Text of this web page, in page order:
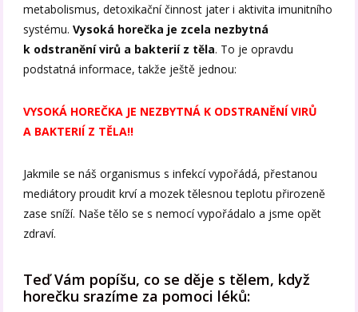
metabolismus, detoxikační činnost jater i aktivita imunitního
systému.Vysoká horečka je zcela nezbytná
k odstranění virů a bakterií z těla. To je opravdu
podstatná informace, takže ještě jednou:
VYSOKÁ HOREČKA JE NEZBYTNÁ K ODSTRANĚNÍ VIRŮ
A BAKTERIÍ Z TĚLA!!
Jakmile se náš organismus s infekcí vypořádá, přestanou
mediátory proudit krví a mozek tělesnou teplotu přirozeně
zase sníží. Naše tělo se s nemocí vypořádalo a jsme opět
zdraví.
Teď Vám popíšu, co se děje s tělem, když
horečku srazíme za pomoci léků: